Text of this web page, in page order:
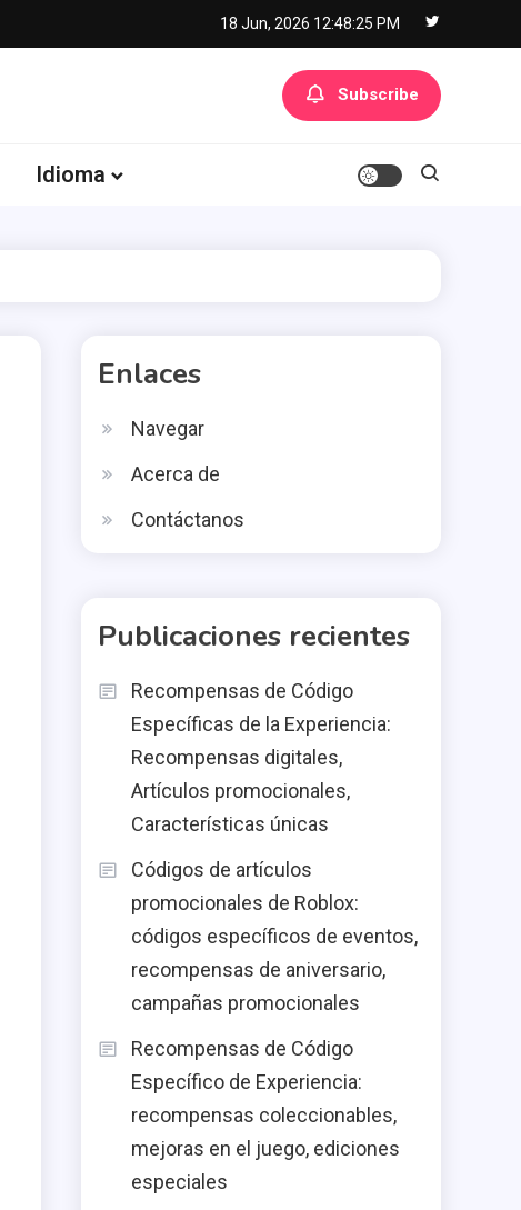
18 Jun, 2026 12:48:26 PM
Subscribe
Idioma
Enlaces
Navegar
Acerca de
Contáctanos
Publicaciones recientes
Recompensas de Código
Específicas de la Experiencia:
Recompensas digitales,
Artículos promocionales,
Características únicas
Códigos de artículos
promocionales de Roblox:
códigos específicos de eventos,
recompensas de aniversario,
campañas promocionales
Recompensas de Código
Específico de Experiencia:
recompensas coleccionables,
mejoras en el juego, ediciones
especiales